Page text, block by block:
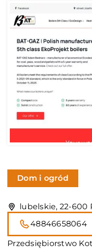
Dom i ogród
lubelskie, 22-600
48846658064
Przedsiębiorstwo